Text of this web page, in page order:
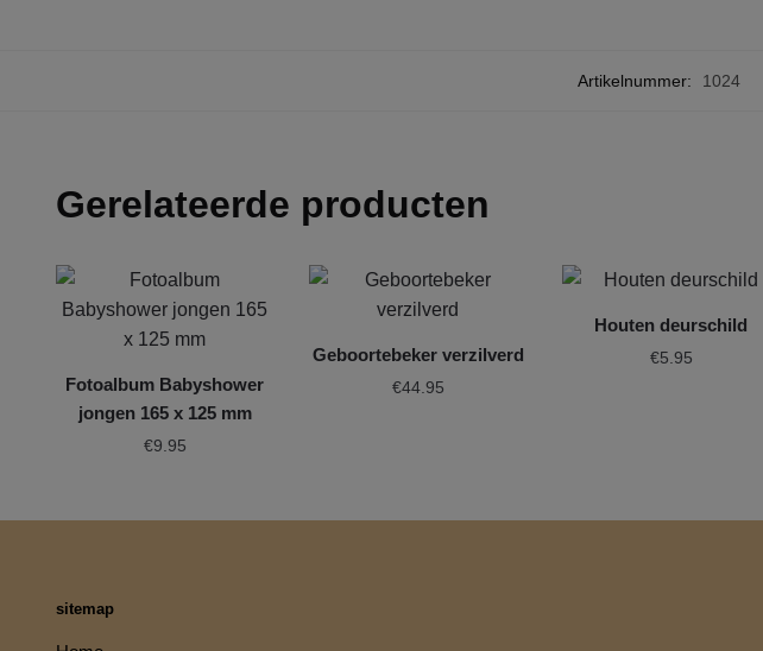
Artikelnummer: 1024
Gerelateerde producten
Fotoalbum Babyshower
jongen 165 x 125 mm
€9.95
Geboortebeker verzilverd
€44.95
Houten deurschild
€5.95
sitemap